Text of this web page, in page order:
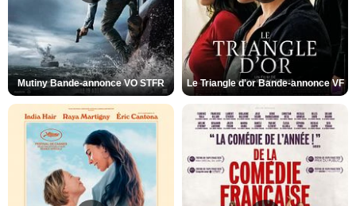
Mutiny Bande-annonce VO STFR Le Triangle d'or Bande-annonce VF